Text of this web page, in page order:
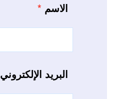
الاسم *
البريد الإلكتروني